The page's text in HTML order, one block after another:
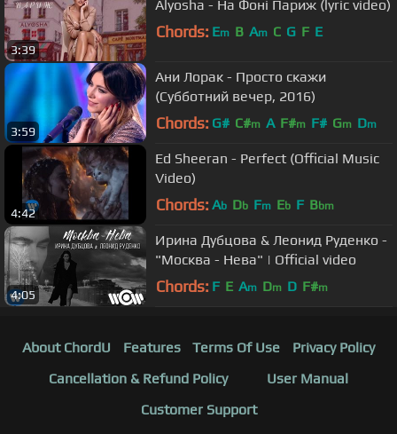
3:39
Alyosha - На Фоні Париж (lyric video)
Chords: Em B Am C G F E
3:59
Ани Лорак - Просто скажи
(Субботний вечер, 2016)
Chords: G# C#m A F#m F# Gm Dm
4:42
Ed Sheeran - Perfect (Official Music
Video)
Chords: Ab Db Fm Eb F Bbm
4:05
Ирина Дубцова & Леонид Руденко -
"Москва - Нева" | Official video
Chords: F E Am Dm D F#m
About ChordU Features Terms Of Use
Privacy Policy
Cancellation & Refund Policy
User Manual
Customer Support